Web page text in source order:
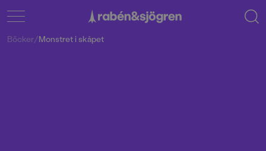
Böcker/Monstret i skåpet